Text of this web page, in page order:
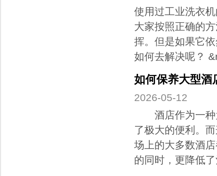
使用过工业洗衣
大家按照正确的
挥。但是如果它
如何去解决呢？
如何保养大型酒
2026-05-12
酒店作为一种
了极大的便利。
场上的大多数酒
的同时，更降低